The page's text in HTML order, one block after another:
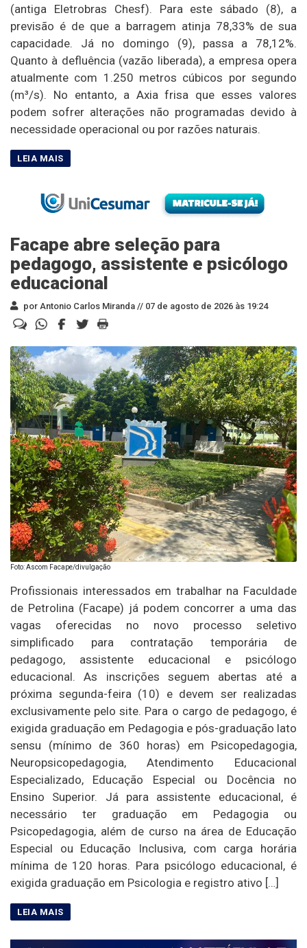
(antiga Eletrobras Chesf). Para este sábado (8), a
previsão é de que a barragem atinja 78,33% de sua
capacidade. Já no domingo (9), passa a 78,12%.
Quanto à defluência (vazão liberada), a empresa opera
atualmente com 1.250 metros cúbicos por segundo
(m³/s). No entanto, a Axia frisa que esses valores
podem sofrer alterações não programadas devido à
necessidade operacional ou por razões naturais.
Facape abre seleção para
pedagogo, assistente e psicólogo
educacional
por Antonio Carlos Miranda // 07 de agosto de 2026 às 19:24
Foto: Ascom Facape/divulgação
Profissionais interessados em trabalhar na Faculdade
de Petrolina (Facape) já podem concorrer a uma das
vagas oferecidas no novo processo seletivo
simplificado para contratação temporária de
pedagogo, assistente educacional e psicólogo
educacional. As inscrições seguem abertas até a
próxima segunda-feira (10) e devem ser realizadas
exclusivamente pelo site. Para o cargo de pedagogo, é
exigida graduação em Pedagogia e pós-graduação lato
sensu (mínimo de 360 horas) em Psicopedagogia,
Neuropsicopedagogia, Atendimento Educacional
Especializado, Educação Especial ou Docência no
Ensino Superior. Já para assistente educacional, é
necessário ter graduação em Pedagogia ou
Psicopedagogia, além de curso na área de Educação
Especial ou Educação Inclusiva, com carga horária
mínima de 120 horas. Para psicólogo educacional, é
exigida graduação em Psicologia e registro ativo […]